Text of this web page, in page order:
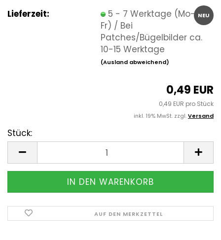
NEU
Lieferzeit:
5 - 7 Werktage (Mo-
Fr) / Bei
Patches/Bügelbilder ca.
10-15 Werktage
(Ausland abweichend)
0,49 EUR
0,49 EUR pro Stück
inkl. 19% MwSt. zzgl.Versand
Stück:
AUF DEN MERKZETTEL